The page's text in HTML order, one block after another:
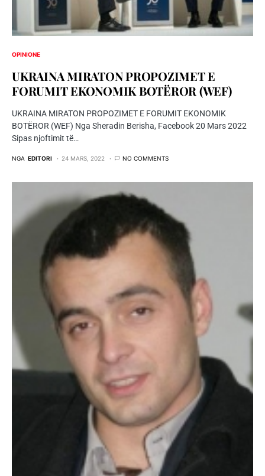
OPINIONE
UKRAINA MIRATON PROPOZIMET E
FORUMIT EKONOMIK BOTËROR (WEF)
UKRAINA MIRATON PROPOZIMET E FORUMIT EKONOMIK
BOTËROR (WEF) Nga Sheradin Berisha, Facebook 20 Mars 2022
Sipas njoftimit të…
NGA EDITORI 24 MARS, 2022 NO COMMENTS